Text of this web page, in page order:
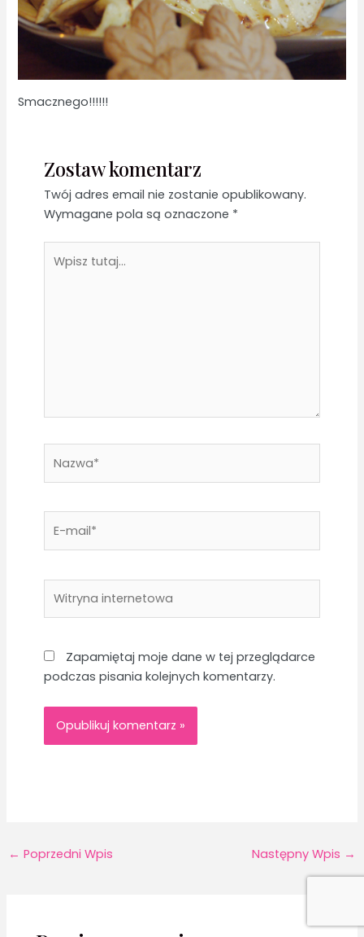
Smacznego!!!!!!
Zostaw komentarz
Twój adres email nie zostanie opublikowany.
Wymagane pola są oznaczone *
tutaj...
mail*
internetowa
Zapamiętaj moje dane w tej przeglądarce
podczas pisania kolejnych komentarzy.
← Poprzedni Wpis Następny Wpis →